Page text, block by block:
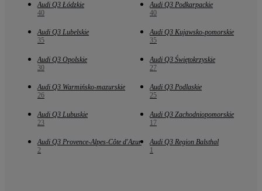
Audi Q3 Łódzkie
40
Audi Q3 Podkarpackie
40
Audi Q3 Lubelskie
35
Audi Q3 Kujawsko-pomorskie
35
Audi Q3 Opolskie
30
Audi Q3 Świętokrzyskie
27
Audi Q3 Warmińsko-mazurskie
26
Audi Q3 Podlaskie
25
Audi Q3 Lubuskie
23
Audi Q3 Zachodniopomorskie
17
Audi Q3 Provence-Alpes-Côte d'Azur
2
Audi Q3 Region Balsthal
1